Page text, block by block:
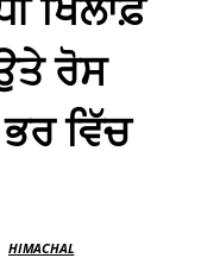
ਖਿਲਾਫ਼
ਰੋਸ
ਵਿੱਚ
HIMACHAL